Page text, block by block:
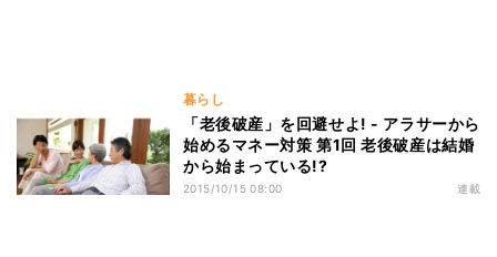
暮らし
「老後破産」を回避せよ! - アラサーから
始めるマネー対策 第1回 老後破産は結婚
から始まっている!?
2015/10/15 08:00 連載